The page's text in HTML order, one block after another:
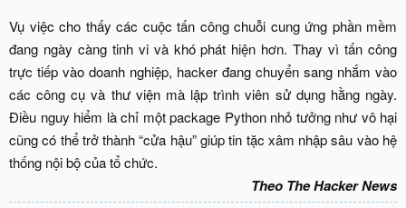
Vụ việc cho thấy các cuộc tấn công chuỗi cung ứng phần mềm
đang ngày càng tinh vi và khó phát hiện hơn. Thay vì tấn công
trực tiếp vào doanh nghiệp, hacker đang chuyển sang nhắm vào
các công cụ và thư viện mà lập trình viên sử dụng hằng ngày.
Điều nguy hiểm là chỉ một package Python nhỏ tưởng như vô hại
cũng có thể trở thành “cửa hậu” giúp tin tặc xâm nhập sâu vào hệ
thống nội bộ của tổ chức.​
Theo The Hacker News